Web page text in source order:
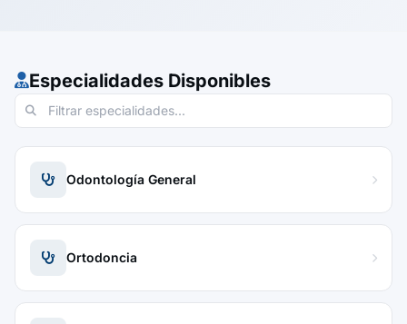
Especialidades Disponibles
Odontología General
Ortodoncia